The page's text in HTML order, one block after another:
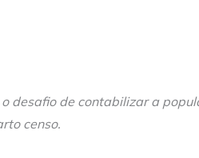
desafio de contabilizar a
censo.